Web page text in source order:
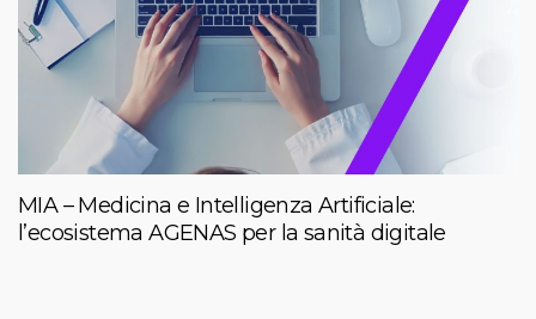
MIA – Medicina e Intelligenza Artificiale:
l’ecosistema AGENAS per la sanità digitale